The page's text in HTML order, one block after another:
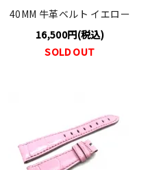
40MM 牛革ベルト イエロー
16,500円(税込)
SOLD OUT